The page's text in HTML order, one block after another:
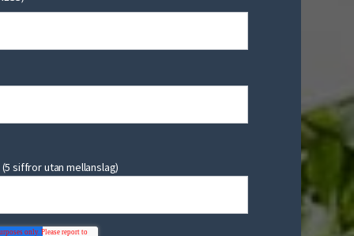
siffror utan mellanslag)